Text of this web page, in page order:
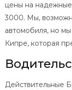
цены на
3000. Мы,
автомобиля, но
Кипре, которая
Действительные